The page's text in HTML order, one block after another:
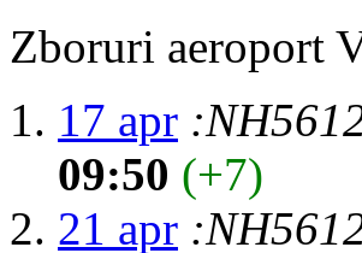
Zboruri aeroport
17 apr
09:50 (+7)
21 apr